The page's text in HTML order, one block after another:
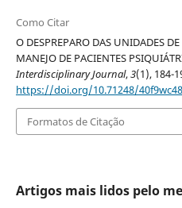
Como Citar
O DESPREPARO DAS UNIDADES
MANEJO DE PACIENTES
Interdisciplinary Journal,3(1), 184-
https://doi.org/10.71248/40f9wc48
Formatos de Citação
Artigos mais lidos pelo